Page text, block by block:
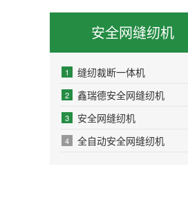
安全网缝纫机
1 缝纫裁断一体机
2 鑫瑞德安全网缝纫机
3 安全网缝纫机
4 全自动安全网缝纫机